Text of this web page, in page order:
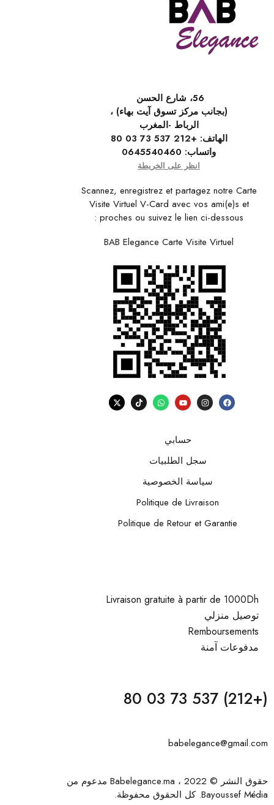
56، شارع الحسن
(بجانب مركز تسوق آيت بهاء) ،
الرباط -المغرب
الهاتف: +212 537 73 03 80
واتساب: 0645540460
انظر على الخريطة
Scannez, enregistrez et partagez notre Carte
Visite Virtuel V-Card avec vos ami(e)s et
proches ou suivez le lien ci-dessous :
BAB Elegance Carte Visite Virtuel
حسابي
سجل الطلبيات
سياسة الخصوصية
Politique de Livraison
Politique de Retour et Garantie
Livraison gratuite à partir de 1000Dh
توصيل منزلي
Remboursements
مدفوعات آمنة
(+212) 537 73 03 80
babelegance@gmail.com
حقوق النشر © 2022 ، Babelegance.ma مدعوم من
Bayoussef Média. كل الحقوق محفوظة.